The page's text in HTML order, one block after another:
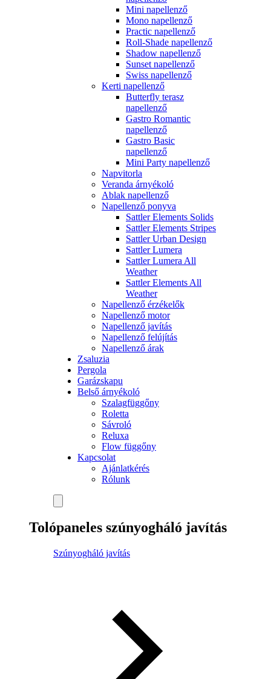
Mini napellenző
Mono napellenző
Practic napellenző
Roll-Shade napellenző
Shadow napellenző
Sunset napellenző
Swiss napellenző
Kerti napellenző
Butterfly terasz
napellenző
Gastro Romantic
napellenző
Gastro Basic
napellenző
Mini Party napellenző
Napvitorla
Veranda árnyékoló
Ablak napellenző
Napellenző ponyva
Sattler Elements Solids
Sattler Elements Stripes
Sattler Urban Design
Sattler Lumera
Sattler Lumera All
Weather
Sattler Elements All
Weather
Napellenző érzékelők
Napellenző motor
Napellenző javítás
Napellenző felújítás
Napellenző árak
Zsaluzia
Pergola
Garázskapu
Belső árnyékoló
Szalagfüggőny
Roletta
Sávroló
Reluxa
Flow függőny
Kapcsolat
Ajánlatkérés
Rólunk
Tolópaneles szúnyogháló javítás
Szúnyogháló javítás